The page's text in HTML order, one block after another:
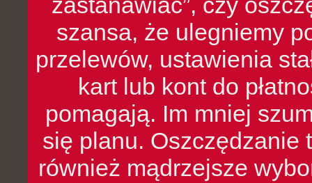
szansa, że ulegniemy
przelewów, ustawienia
kart lub kont do
pomagają. Im mniej
się planu. Oszczędzanie
również mądrzejsze